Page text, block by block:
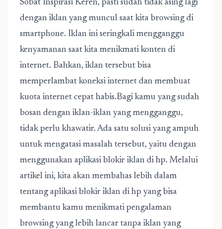
Sobat Inspirasi Keren, pasti sudah tidak asing lagi
dengan iklan yang muncul saat kita browsing di
smartphone. Iklan ini seringkali mengganggu
kenyamanan saat kita menikmati konten di
internet. Bahkan, iklan tersebut bisa
memperlambat koneksi internet dan membuat
kuota internet cepat habis.Bagi kamu yang sudah
bosan dengan iklan-iklan yang mengganggu,
tidak perlu khawatir. Ada satu solusi yang ampuh
untuk mengatasi masalah tersebut, yaitu dengan
menggunakan aplikasi blokir iklan di hp. Melalui
artikel ini, kita akan membahas lebih dalam
tentang aplikasi blokir iklan di hp yang bisa
membantu kamu menikmati pengalaman
browsing yang lebih lancar tanpa iklan yang